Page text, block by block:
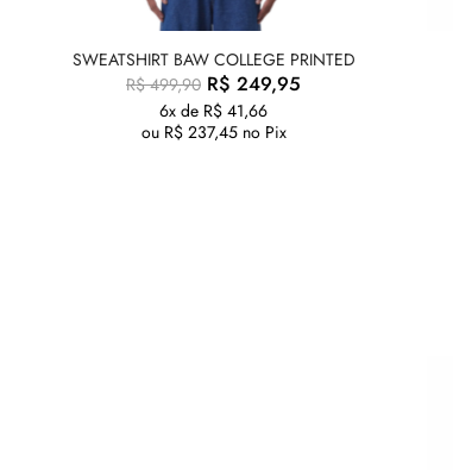
SWEATSHIRT BAW COLLEGE PRINTED
R$499,90 R$ 249,95
6x de R$ 41,66
ou R$237,45 no Pix